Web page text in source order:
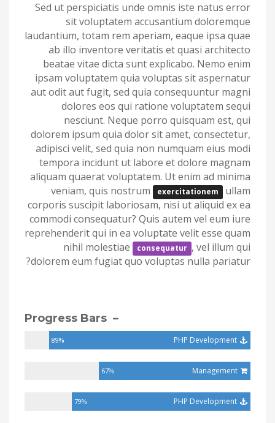
Sed ut perspiciatis unde omnis iste natus error
sit voluptatem accusantium doloremque
laudantium, totam rem aperiam, eaque ipsa quae
ab illo inventore veritatis et quasi architecto
beatae vitae dicta sunt explicabo. Nemo enim
ipsam voluptatem quia voluptas sit aspernatur
aut odit aut fugit, sed quia consequuntur magni
dolores eos qui ratione voluptatem sequi
nesciunt. Neque porro quisquam est, qui
dolorem ipsum quia dolor sit amet, consectetur,
adipisci velit, sed quia non numquam eius modi
tempora incidunt ut labore et dolore magnam
aliquam quaerat voluptatem. Ut enim ad minima
veniam, quis nostrum
exercitationem
ullam
corporis suscipit laboriosam, nisi ut aliquid ex ea
commodi consequatur? Quis autem vel eum iure
reprehenderit qui in ea voluptate velit esse quam
nihil molestiae
consequatur , vel illum qui
dolorem eum fugiat quo voluptas nulla pariatur?
– Progress Bars
89% PHP Development
67% Management
79% PHP Development